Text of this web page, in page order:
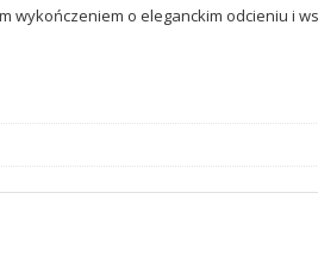
wykończeniem o eleganckim odcieniu i